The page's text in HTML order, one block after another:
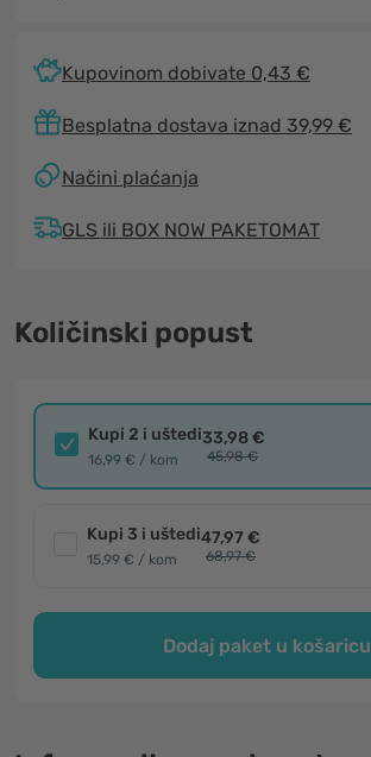
Kupovinom dobivate 0,43 €
Besplatna dostava iznad 39,99 €
Načini plaćanja
GLS ili BOX NOW PAKETOMAT
Količinski popust
Kupi 2 i uštedi
16,99 € / kom
33,98 €
45,98 €
Kupi 3 i uštedi
15,99 € / kom
47,97 €
68,97 €
Dodaj paket u košaricu